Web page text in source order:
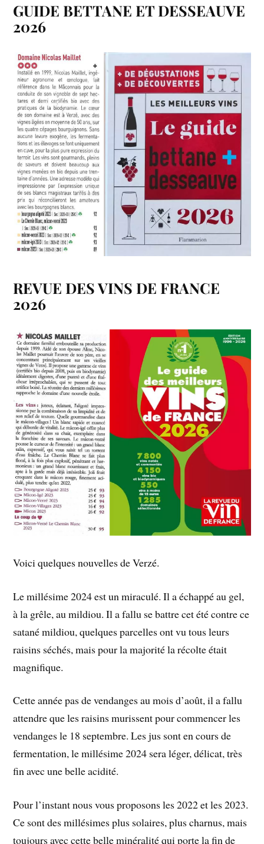
GUIDE BETTANE ET DESSEAUVE
2026
REVUE DES VINS DE FRANCE
2026
Voici quelques nouvelles de Verzé.
Le millésime 2024 est un miraculé. Il a échappé au gel,
à la grêle, au mildiou. Il a fallu se battre cet été contre ce
satané mildiou, quelques parcelles ont vu tous leurs
raisins séchés, mais pour la majorité la récolte était
magnifique.
Cette année pas de vendanges au mois d’août, il a fallu
attendre que les raisins murissent pour commencer les
vendanges le 18 septembre. Les jus sont en cours de
fermentation, le millésime 2024 sera léger, délicat, très
fin avec une belle acidité.
Pour l’instant nous vous proposons les 2022 et les 2023.
Ce sont des millésimes plus solaires, plus charnus, mais
toujours avec cette belle minéralité qui porte la fin de